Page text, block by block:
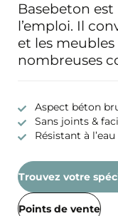
Basebeton
l’emploi. Il
et les
nombreuses
Aspect béton
Sans joints &
Résistant à
Trouvez votre
Points de vente